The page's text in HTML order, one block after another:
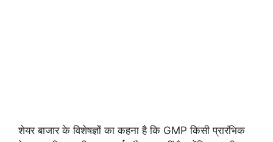
शेयर बाजार के विशेषज्ञों का कहना है कि GMP किसी प्रारंभिक